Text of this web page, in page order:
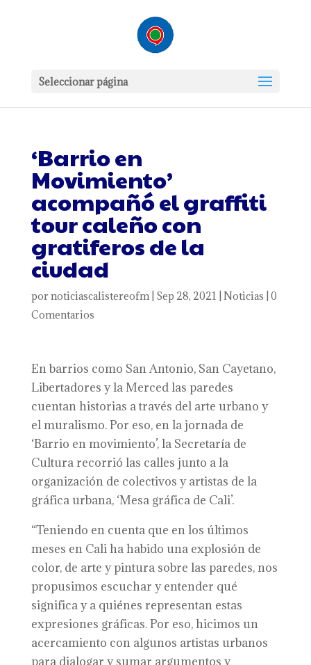
Seleccionar página
‘Barrio en
Movimiento’
acompañó el graffiti
tour caleño con
gratiferos de la
ciudad
por noticiascalistereofm| Sep 28, 2021 Noticias 0
Comentarios
En barrios como San Antonio, San Cayetano,
Libertadores y la Merced las paredes
cuentan historias a través del arte urbano y
el muralismo. Por eso, en la jornada de
‘Barrio en movimiento’, la Secretaría de
Cultura recorrió las calles junto a la
organización de colectivos y artistas de la
gráfica urbana, ‘Mesa gráfica de Cali’.
“Teniendo en cuenta que en los últimos
meses en Cali ha habido una explosión de
color, de arte y pintura sobre las paredes, nos
propusimos escuchar y entender qué
significa y a quiénes representan estas
expresiones gráficas. Por eso, hicimos un
acercamiento con algunos artistas urbanos
para dialogar y sumar argumentos y